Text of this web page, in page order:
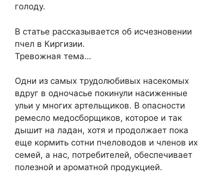
голоду.
В статье рассказывается об исчезновении
пчел в Киргизии.
Тревожная тема…
Одни из самых трудолюбивых насекомых
вдруг в одночасье покинули насиженные
ульи у многих артельщиков. В опасности
ремесло медосборщиков, которое и так
дышит на ладан, хотя и продолжает пока
еще кормить сотни пчеловодов и членов их
семей, а нас, потребителей, обеспечивает
полезной и ароматной продукцией.